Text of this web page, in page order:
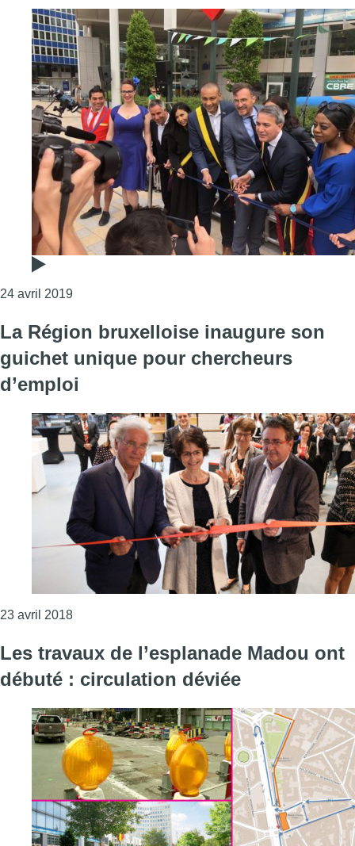
24 avril 2019Consulter l'article "Saint-Josse : la place Madou
La Région bruxelloise inaugure son
guichet unique pour chercheurs
d’emploi
23 avril 2018Consulter l'article "La Région bruxelloise
Les travaux de l’esplanade Madou ont
débuté : circulation déviée